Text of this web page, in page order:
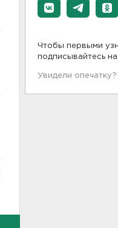
Чтобы первыми
подписывайтесь на
Увидели